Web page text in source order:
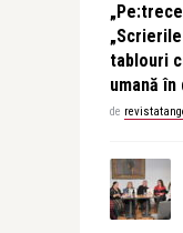
tablouri
umană în
de